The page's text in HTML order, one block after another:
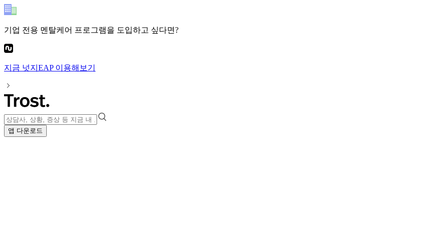
기업 전용 멘탈케어 프로그램을 도입하고 싶다면?
지금 넛지EAP이용해보기
앱 다운로드